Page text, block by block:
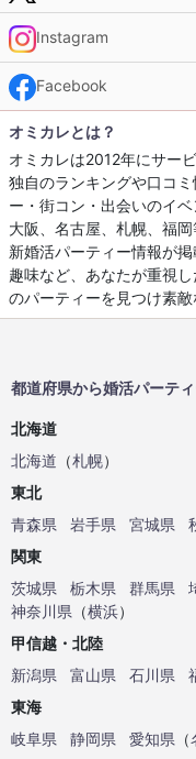
Instagram
Facebook
オミカレとは？
オミカレは2012年にサー
独自のランキングや口コ
ー・街コン・出会いのイ
大阪、名古屋、札幌、福
新婚活パーティー情報が
趣味など、あなたが重視
のパーティーを見つけ素敵
都道府県から婚活パーテ
北海道
北海道 （札幌）
東北
青森県
岩手県 宮城県
関東
茨城県
栃木県 群馬県
神奈川県 （横浜）
甲信越・北陸
新潟県
富山県 石川県
東海
岐阜県
静岡県 愛知県 （